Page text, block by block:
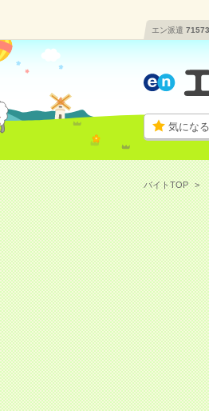
エン派遣 71573
気にな
バイトTOP